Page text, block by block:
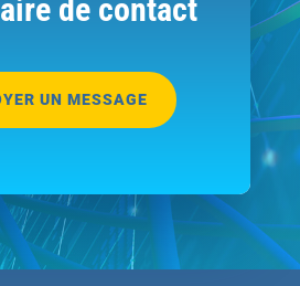
de contact
UN MESSAGE